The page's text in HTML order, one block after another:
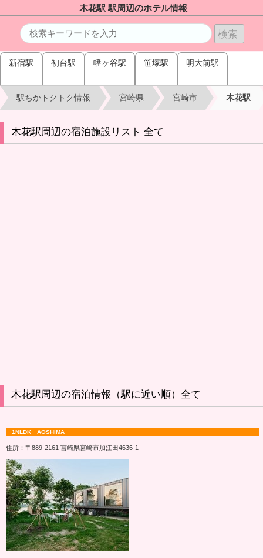
木花駅 駅周辺のホテル情報
新宿駅 初台駅 幡ヶ谷駅 笹塚駅 明大前駅
駅ちかトクトク情報 宮崎県 宮崎市 木花駅
木花駅周辺の宿泊施設リスト 全て
木花駅周辺の宿泊情報（駅に近い順）全て
1NLDK AOSHIMA
住所：〒889-2161 宮崎県宮崎市加江田4636‐1